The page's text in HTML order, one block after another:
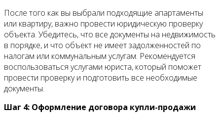
После того как вы выбрали подходящие апартаменты
или квартиру, важно провести юридическую проверку
объекта. Убедитесь, что все документы на недвижимость
в порядке, и что объект не имеет задолженностей по
налогам или коммунальным услугам. Рекомендуется
воспользоваться услугами юриста, который поможет
провести проверку и подготовить все необходимые
документы.
Шаг 4: Оформление договора купли-продажи